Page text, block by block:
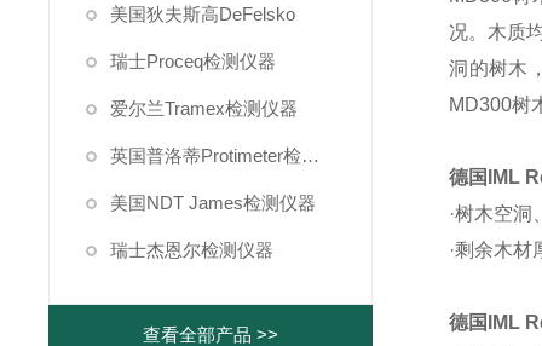
美国狄夫斯高DeFelsko
瑞士Proceq检测仪器
爱尔兰Tramex检测仪器
英国普洛蒂Protimeter检测仪器
美国NDT James检测仪器
瑞士杰恩尔检测仪器
查看全部产品 >>
况。木质
洞的树木
MD300树
德国IML
·树木空洞
·剩余木材
德国IML